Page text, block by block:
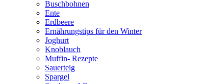
Buschbohnen
Ente
Erdbeere
Ernährungstips für den Winter
Joghurt
Knoblauch
Muffin- Rezepte
Sauerteig
Spargel